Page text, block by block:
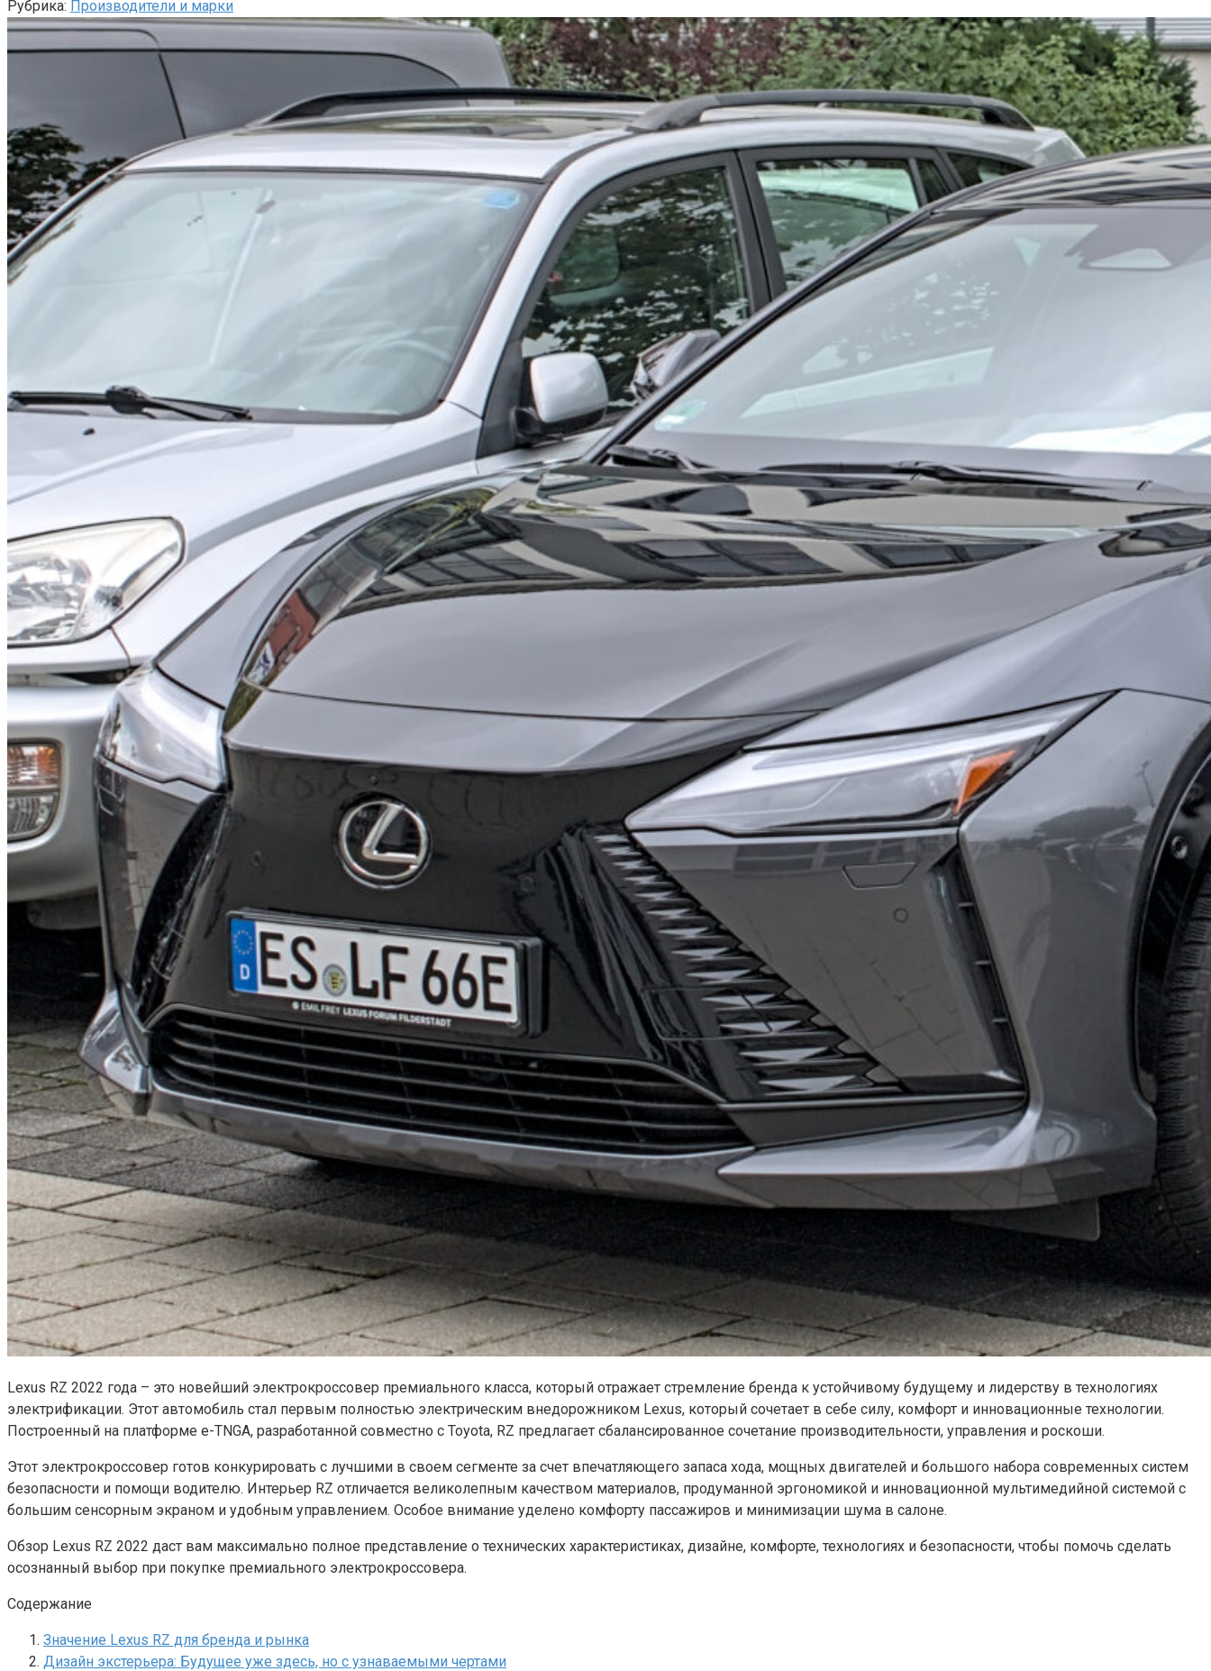
Рубрика: Производители и марки
Lexus RZ 2022 года – это новейший электрокроссовер премиального класса, который отражает стремление бренда к устойчивому будущему и лидерству в технологиях
электрификации. Этот автомобиль стал первым полностью электрическим внедорожником Lexus, который сочетает в себе силу, комфорт и инновационные технологии.
Построенный на платформе e-TNGA, разработанной совместно с Toyota, RZ предлагает сбалансированное сочетание производительности, управления и роскоши.
Этот электрокроссовер готов конкурировать с лучшими в своем сегменте за счет впечатляющего запаса хода, мощных двигателей и большого набора современных систем
безопасности и помощи водителю. Интерьер RZ отличается великолепным качеством материалов, продуманной эргономикой и инновационной мультимедийной системой с
большим сенсорным экраном и удобным управлением. Особое внимание уделено комфорту пассажиров и минимизации шума в салоне.
Обзор Lexus RZ 2022 даст вам максимально полное представление о технических характеристиках, дизайне, комфорте, технологиях и безопасности, чтобы помочь сделать
осознанный выбор при покупке премиального электрокроссовера.
Содержание
Значение Lexus RZ для бренда и рынка
Дизайн экстерьера: Будущее уже здесь, но с узнаваемыми чертами